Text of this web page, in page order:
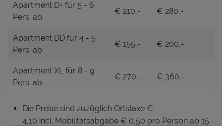
Apartment D+ für 5 - 6
Pers. ab
€ 210,- € 280,-
Apartment DD für 4 - 5
Pers. ab
€ 155,- € 200,-
Apartment XL für 8 - 9
Pers. ab
€ 270,- € 360,-
Die Preise sind zuzüglich Ortstaxe €
4,10 incl. Mobilitätsabgabe € 0,50 pro Person ab 15